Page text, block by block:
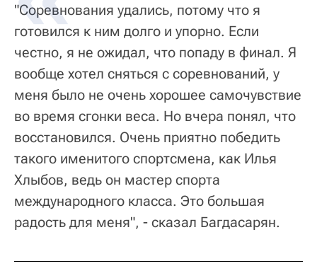
"Соревнования удались, потому что я
готовился к ним долго и упорно. Если
честно, я не ожидал, что попаду в финал. Я
вообще хотел сняться с соревнований, у
меня было не очень хорошее самочувствие
во время сгонки веса. Но вчера понял, что
восстановился. Очень приятно победить
такого именитого спортсмена, как Илья
Хлыбов, ведь он мастер спорта
международного класса. Это большая
радость для меня", - сказал Багдасарян.